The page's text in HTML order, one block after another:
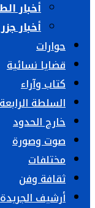
أخبار
أخبار
حوارات
قضايا نسائية
كتاب وآراء
السلطة الرابعة
خارج الحدود
صوت وصورة
مختلفات
ثقافة وفن
أرشيف الجريدة